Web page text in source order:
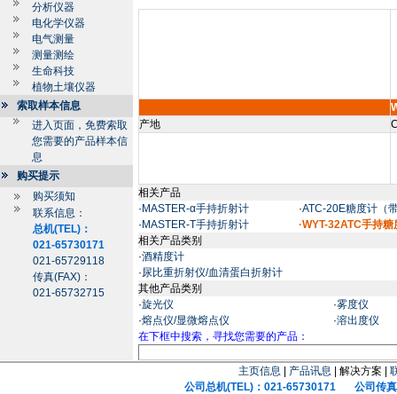
分析仪器
电化学仪器
电气测量
测量测绘
生命科技
植物土壤仪器
索取样本信息
进入页面，免费索取
您需要的产品样本信
息
购买提示
购买须知
联系信息：
总机(TEL)：
021-65730171
021-65729118
传真(FAX)：
021-65732715
产地
相关产品
· MASTER-α手持折射计 ·ATC-20E糖度计（
· MASTER-T手持折射计
·WYT-32ATC手持
相关产品类别
·酒精度计
·尿比重折射仪/血清蛋白折射计
其他产品类别
·旋光仪 ·雾度仪
·熔点仪/显微熔点仪 ·溶出度仪
在下框中搜索，寻找您需要的产品：
主页信息 产品讯息 | 解决方案 |
公司总机(TEL)：021-65730171 公司传真